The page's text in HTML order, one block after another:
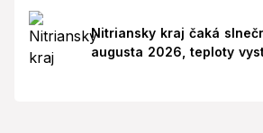
Nitriansky kraj čaká
augusta 2026, teploty